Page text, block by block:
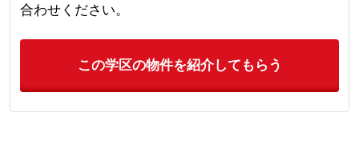
合わせください。
この学区の物件を紹介してもらう